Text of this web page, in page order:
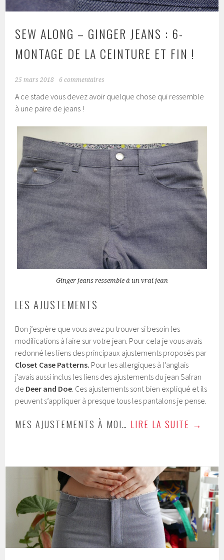
SEW ALONG – GINGER JEANS : 6-
MONTAGE DE LA CEINTURE ET FIN !
25 mars 2018 6 commentaires
A ce stade vous devez avoir quelque chose qui ressemble
à une paire de jeans !
Ginger jeans ressemble à un vrai jean
LES AJUSTEMENTS
Bon j’espère que vous avez pu trouver si besoin les
modifications à faire sur votre jean. Pour cela je vous avais
redonné les liens des principaux ajustements proposés par
Closet Case Patterns. Pour les allergiques à l’anglais
j’avais aussi inclus les liens des ajustements du jean Safran
de Deer and Doe. Ces ajustements sont bien expliqué et ils
peuvent s’appliquer à presque tous les pantalons je pense.
MES AJUSTEMENTS À MOI… LIRE LA SUITE →